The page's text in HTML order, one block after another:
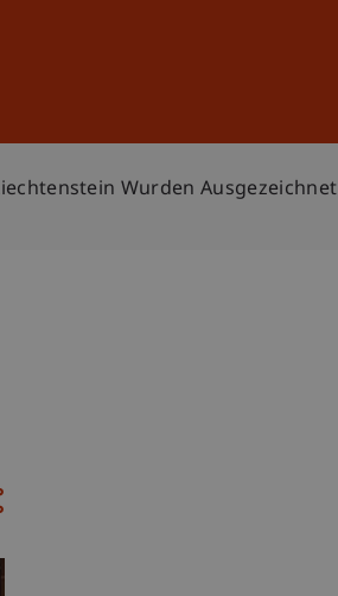
Wurden Ausgezeichnet